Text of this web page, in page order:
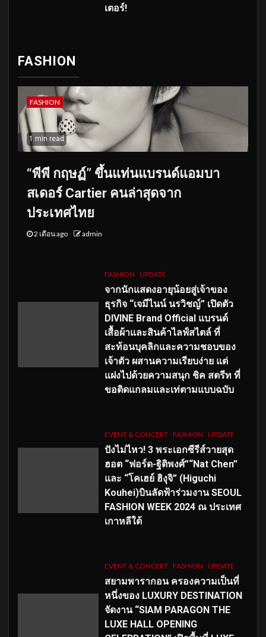
เตอร์!
FASHION
FASHION
1 min read
“พีพี กฤษฏ์” ขึ้นแท่นแบรนด์แอมบา
สเดอร์ Cartier คนล่าสุดจาก
ประเทศไทย
2 เดือน ago admin
FASHION UPDATE
จากนักแสดงอายุน้อยสู่เจ้าของ
ธุรกิจ “เจมีไนน์ นรวิชญ์” เปิดตัว
DIVINE Brand Official แบรนด์
เสื้อผ้าและสินค้าไลฟ์สไตล์ ที่
สะท้อนบุคลิกและความชอบของ
เจ้าตัว ผสานความเรียบง่าย แต่
แฝงไปด้วยความสนุก ชิค สตรีท ที่
ขอติดแกลมและเท่ตามแบบฉบับ
EVENT & CONCERT FASHION UPDATE
ปังไม่ไหว! 3 พระเอกซีรีส์วายสุด
ฮอต “ฟอร์ด-ฐิติพงศ์”“Nat Chen”
และ “โคเฮย์ ฮิงุจิ” (Higuchi
Kouhei)บินลัดฟ้าร่วมงาน SEOUL
FASHION WEEK 2024 ณ ประเทศ
เกาหลีใต้
EVENT & CONCERT FASHION UPDATE
สยามพารากอน ครองความเป็นที่
หนึ่งของ LUXURY DESTINATION
จัดงาน “SIAM PARAGON THE
LUXE HALL OPENING